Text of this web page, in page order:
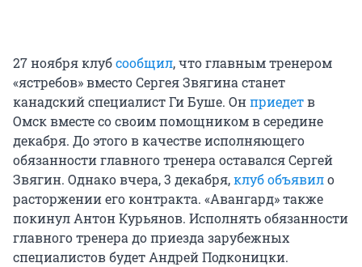
27 ноября клубсообщил, что главным тренером
«ястребов» вместо Сергея Звягина станет
канадский специалист Ги Буше. Онприедетв
Омск вместе со своим помощником в середине
декабря. До этого в качестве исполняющего
обязанности главного тренера оставался Сергей
Звягин. Однако вчера, 3 декабря,клуб объявило
расторжении его контракта. «Авангард» также
покинул Антон Курьянов. Исполнять обязанности
главного тренера до приезда зарубежных
специалистов будет Андрей Подконицки.